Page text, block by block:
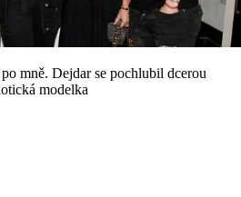
mně. Dejdar se pochlubil dcerou
modelka